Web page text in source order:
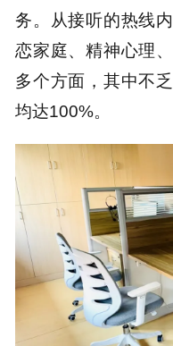
务。从接听的热线
恋家庭、精神心理
多个方面，其中不
均达100%。